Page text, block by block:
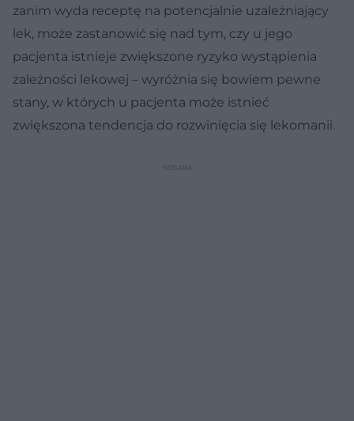
zanim wyda receptę na potencjalnie uzależniający
lek, może zastanowić się nad tym, czy u jego
pacjenta istnieje zwiększone ryzyko wystąpienia
zależności lekowej – wyróżnia się bowiem pewne
stany, w których u pacjenta może istnieć
zwiększona tendencja do rozwinięcia się lekomanii.